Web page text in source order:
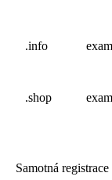
.info
.shop
Samotná